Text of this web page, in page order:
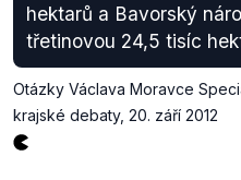
hektarů a Bavorský
třetinovou 24,5 tisíc
Otázky Václava Moravce
krajské debaty, 20. září 2012